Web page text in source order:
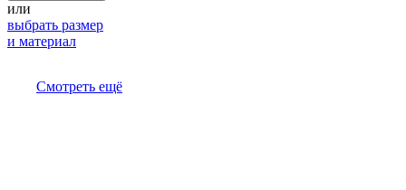
или
выбрать размер
и материал
Смотреть ещё